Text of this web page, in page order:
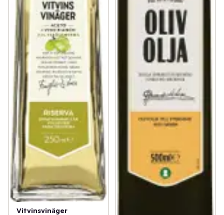
Vitvinsvinäger